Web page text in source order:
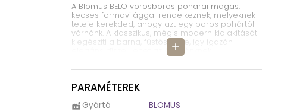
add
A Blomus BELO vörösboros poharai magas,
kecses formavilággal rendelkeznek, melyeknek
teteje kerekded, ahogy azt egy boros pohártól
várnánk. A klasszikus, mégis modern kialakítását
kiegészíti a barna, füstös színe, így igazán
elegáns dísze lehet az étkezőnknek.
Még két másik színben is megtalálható a BELO
tökéletes harmóniában áll a BELO termékcsalád
további termékeivel.
PARAMÉTEREK
factory Gyártó BLOMUS